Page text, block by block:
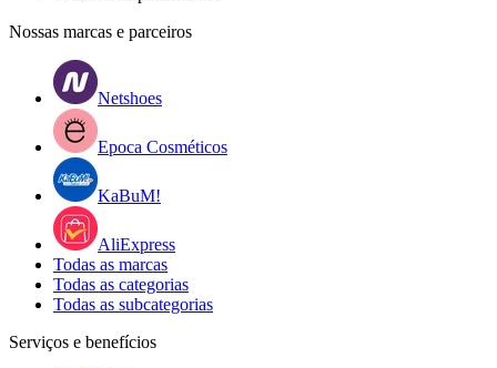
Nossas marcas e parceiros
Netshoes
Epoca Cosméticos
KaBuM!
AliExpress
Todas as marcas
Todas as categorias
Todas as subcategorias
Serviços e benefícios